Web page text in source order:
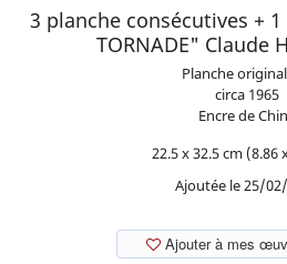
3 planche consécutives +
TORNADE" Claude
Planche
circa 1965
Encre de
22.5 x 32.5 cm (8.86
Ajoutée le 25/
Ajouter à mes